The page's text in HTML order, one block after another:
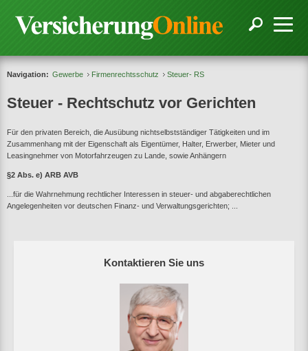
Kontaktieren Sie uns
Navigation: Gewerbe Firmenrechtsschutz Steuer- RS
Steuer - Rechtschutz vor Gerichten
Für den privaten Bereich, die Ausübung nichtselbstständiger Tätigkeiten und im
Zusammenhang mit der Eigenschaft als Eigentümer, Halter, Erwerber, Mieter und
Leasingnehmer von Motorfahrzeugen zu Lande, sowie Anhängern
§2 Abs. e) ARB AVB
...für die Wahrnehmung rechtlicher Interessen in steuer- und abgaberechtlichen
Angelegenheiten vor deutschen Finanz- und Verwaltungsgerichten; ...